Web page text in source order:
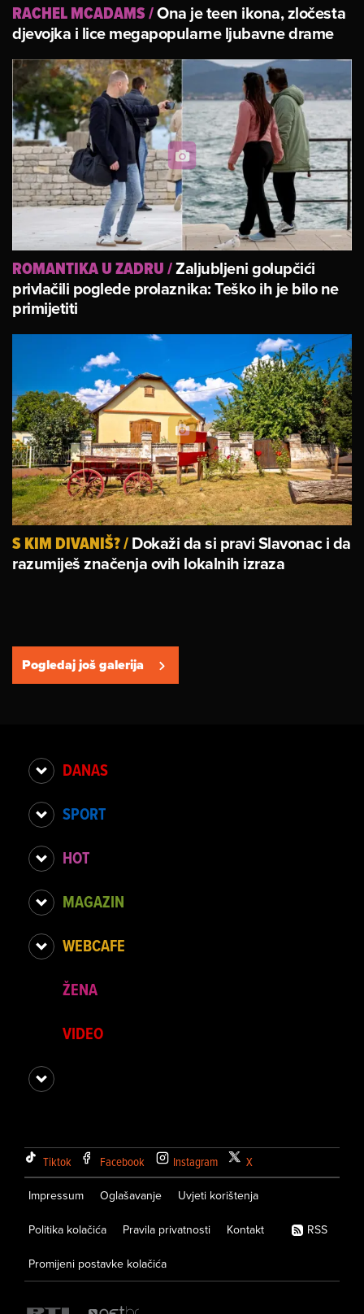
RACHEL MCADAMS/Ona je teen ikona, zločesta
djevojka i lice megapopularne ljubavne drame
ROMANTIKA U ZADRU/Zaljubljeni golupčići
privlačili poglede prolaznika: Teško ih je bilo ne
primijetiti
S KIM DIVANIŠ?/Dokaži da si pravi Slavonac i da
razumiješ značenja ovih lokalnih izraza
Pogledaj još galerija
DANAS
SPORT
HOT
MAGAZIN
WEBCAFE
ŽENA
VIDEO
Tiktok Facebook Instagram X
Impressum Oglašavanje Uvjeti korištenja
Politika kolačića Pravila privatnosti Kontakt
Promijeni postavke kolačića
RSS